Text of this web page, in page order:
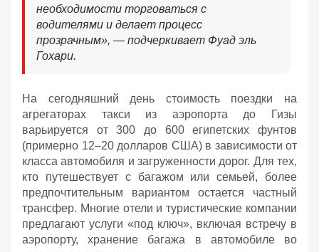
необходимости торговаться с
водителями и делает процесс
прозрачным», — подчеркивает Фуад эль
Гохари.
На сегодняшний день стоимость поездки на
агрегаторах такси из аэропорта до Гизы
варьируется от 300 до 600 египетских фунтов
(примерно 12–20 долларов США) в зависимости от
класса автомобиля и загруженности дорог. Для тех,
кто путешествует с багажом или семьей, более
предпочтительным вариантом остается частный
трансфер. Многие отели и туристические компании
предлагают услуги «под ключ», включая встречу в
аэропорту, хранение багажа в автомобиле во